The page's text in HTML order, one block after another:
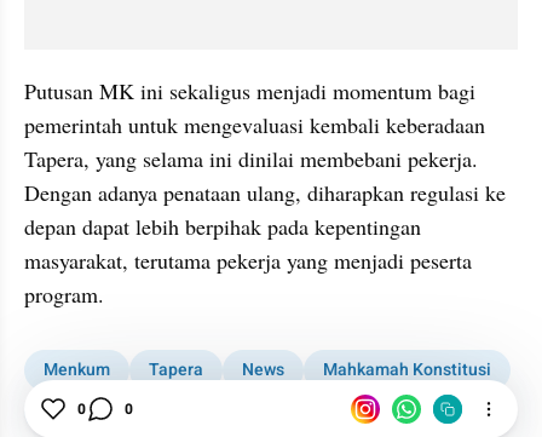
Putusan MK ini sekaligus menjadi momentum bagi
pemerintah untuk mengevaluasi kembali keberadaan
Tapera, yang selama ini dinilai membebani pekerja.
Dengan adanya penataan ulang, diharapkan regulasi ke
depan dapat lebih berpihak pada kepentingan
masyarakat, terutama pekerja yang menjadi peserta
program.
Menkum Tapera News
Mahkamah Konstitusi
Gaji Karyawan Dipotong Tapera
Supratman Andi Agtas
0 0